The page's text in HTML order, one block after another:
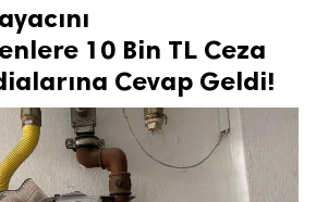
10 Bin TL Ceza
Cevap Geldi!